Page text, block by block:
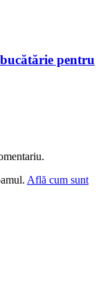
pentru
Află cum sunt